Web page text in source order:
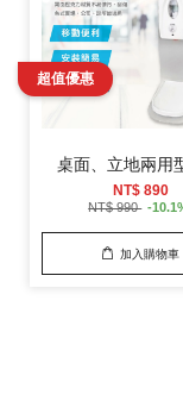
桌面、立地兩用
NT$ 890
NT$ 990 -
加入購物車